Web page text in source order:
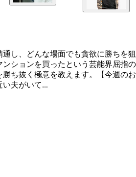
ル格言【ピンチを楽しめ！】
し、どんな場面でも貪欲に勝ちを狙
ンションを買ったという芸能界屈指の
ち抜く極意を教えます。【今週のお
夫がいて...